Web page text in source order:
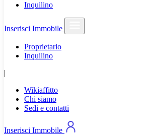
Inquilino
Inserisci Immobile
Proprietario
Inquilino
|
Wikiaffitto
Chi siamo
Sedi e contatti
Inserisci Immobile